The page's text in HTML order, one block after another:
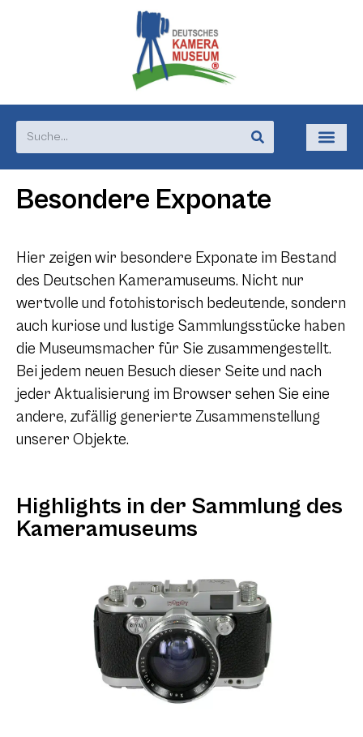
Besondere Exponate
Hier zeigen wir besondere Exponate im Bestand
des Deutschen Kameramuseums. Nicht nur
wertvolle und fotohistorisch bedeutende, sondern
auch kuriose und lustige Sammlungsstücke haben
die Museumsmacher für Sie zusammengestellt.
Bei jedem neuen Besuch dieser Seite und nach
jeder Aktualisierung im Browser sehen Sie eine
andere, zufällig generierte Zusammenstellung
unserer Objekte.
Highlights in der Sammlung des
Kameramuseums